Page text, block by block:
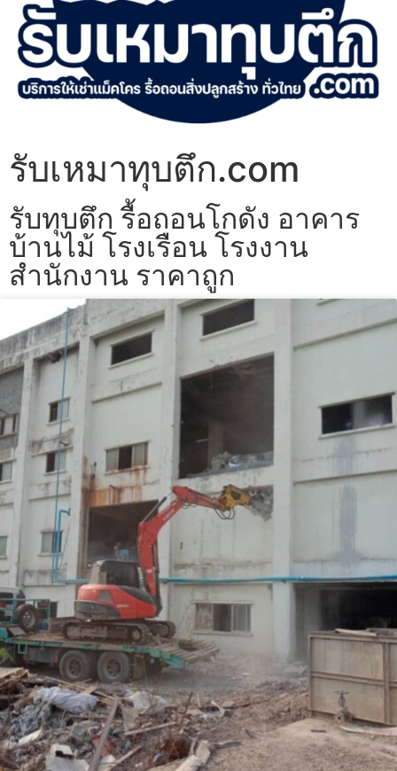
รับเหมาทุบตึก.com
รับทุบตึก รื้อถอนโกดัง อาคาร
บ้านไม้ โรงเรือน โรงงาน
สำนักงาน ราคาถูก